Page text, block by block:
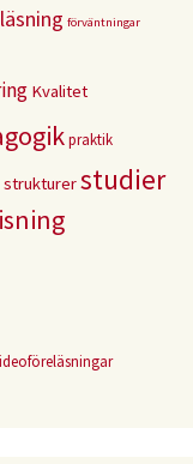
förväntningar
Kvalitet
praktik
strukturerstudier